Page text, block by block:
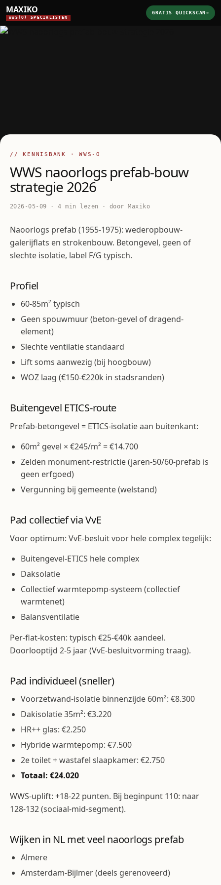
MAXIKO
WWS(O) SPECIALISTEN
GRATIS QUICKSCAN→
// KENNISBANK · WWS-O
WWS naoorlogs prefab-bouw
strategie 2026
2026-05-09 · 4 min lezen · door Maxiko
Naoorlogs prefab (1955-1975): wederopbouw-
galerijflats en strokenbouw. Betongevel, geen of
slechte isolatie, label F/G typisch.
Profiel
60-85m² typisch
Geen spouwmuur (beton-gevel of dragend-
element)
Slechte ventilatie standaard
Lift soms aanwezig (bij hoogbouw)
WOZ laag (€150-€220k in stadsranden)
Buitengevel ETICS-route
Prefab-betongevel = ETICS-isolatie aan buitenkant:
60m² gevel × €245/m² = €14.700
Zelden monument-restrictie (jaren-50/60-prefab is
geen erfgoed)
Vergunning bij gemeente (welstand)
Pad collectief via VvE
Voor optimum: VvE-besluit voor hele complex tegelijk:
Buitengevel-ETICS hele complex
Daksolatie
Collectief warmtepomp-systeem (collectief
warmtenet)
Balansventilatie
Per-flat-kosten: typisch €25-€40k aandeel.
Doorlooptijd 2-5 jaar (VvE-besluitvorming traag).
Pad individueel (sneller)
Voorzetwand-isolatie binnenzijde 60m²: €8.300
Dakisolatie 35m²: €3.220
HR++ glas: €2.250
Hybride warmtepomp: €7.500
2e toilet + wastafel slaapkamer: €2.750
Totaal: €24.020
WWS-uplift: +18-22 punten. Bij beginpunt 110: naar
128-132 (sociaal-mid-segment).
Wijken in NL met veel naoorlogs prefab
Almere
Amsterdam-Bijlmer (deels gerenoveerd)